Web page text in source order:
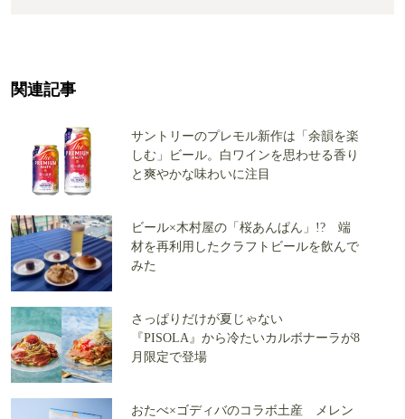
関連記事
サントリーのプレモル新作は「余韻を楽
しむ」ビール。白ワインを思わせる香り
と爽やかな味わいに注目
ビール×木村屋の「桜あんぱん」!? 端
材を再利用したクラフトビールを飲んで
みた
さっぱりだけが夏じゃない
『PISOLA』から冷たいカルボナーラが8
月限定で登場
おたべ×ゴディバのコラボ土産 メレン